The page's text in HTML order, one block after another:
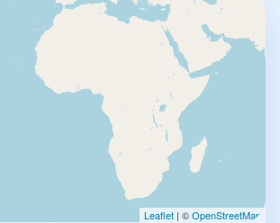
Leaflet | ©OpenStreetMap